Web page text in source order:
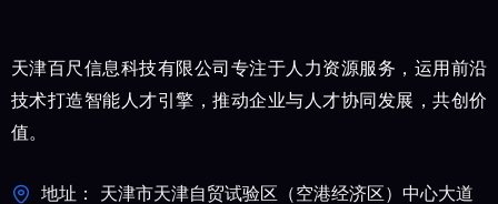
天津百尺信息科技有限公司专注于人力资源服务，运用前沿
技术打造智能人才引擎，推动企业与人才协同发展，共创价
值。
地址：
天津市天津自贸试验区（空港经济区）中心大道